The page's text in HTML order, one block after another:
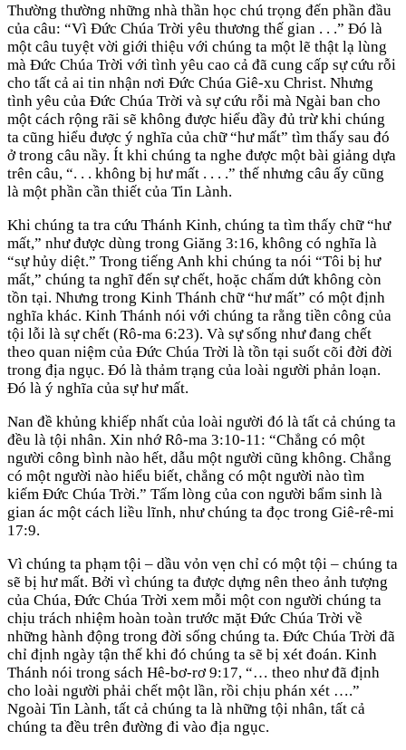
Thường thường những nhà thần học chú trọng đến phần đầu
của câu: “Vì Đức Chúa Trời yêu thương thế gian . . .” Đó là
một câu tuyệt vời giới thiệu với chúng ta một lẽ thật lạ lùng
mà Đức Chúa Trời với tình yêu cao cả đã cung cấp sự cứu rỗi
cho tất cả ai tin nhận nơi Đức Chúa Giê-xu Christ. Nhưng
tình yêu của Đức Chúa Trời và sự cứu rỗi mà Ngài ban cho
một cách rộng rãi sẽ không được hiểu đầy đủ trừ khi chúng
ta cũng hiểu được ý nghĩa của chữ “hư mất” tìm thấy sau đó
ở trong câu nầy. Ít khi chúng ta nghe được một bài giảng dựa
trên câu, “. . . không bị hư mất . . . .” thế nhưng câu ấy cũng
là một phần cần thiết của Tin Lành.
Khi chúng ta tra cứu Thánh Kinh, chúng ta tìm thấy chữ “hư
mất,” như được dùng trong Giăng 3:16, không có nghĩa là
“sự hủy diệt.” Trong tiếng Anh khi chúng ta nói “Tôi bị hư
mất,” chúng ta nghĩ đến sự chết, hoặc chấm dứt không còn
tồn tại. Nhưng trong Kinh Thánh chữ “hư mất” có một định
nghĩa khác. Kinh Thánh nói với chúng ta rằng tiền công của
tội lỗi là sự chết (Rô-ma 6:23). Và sự sống như đang chết
theo quan niệm của Đức Chúa Trời là tồn tại suốt cõi đời đời
trong địa ngục. Đó là thảm trạng của loài người phản loạn.
Đó là ý nghĩa của sự hư mất.
Nan đề khủng khiếp nhất của loài người đó là tất cả chúng ta
đều là tội nhân. Xin nhớ Rô-ma 3:10-11: “Chẳng có một
người công bình nào hết, dẫu một người cũng không. Chẳng
có một người nào hiểu biết, chẳng có một người nào tìm
kiếm Đức Chúa Trời.” Tấm lòng của con người bẩm sinh là
gian ác một cách liều lĩnh, như chúng ta đọc trong Giê-rê-mi
17:9.
Vì chúng ta phạm tội – dầu vỏn vẹn chỉ có một tội – chúng ta
sẽ bị hư mất. Bởi vì chúng ta được dựng nên theo ảnh tượng
của Chúa, Đức Chúa Trời xem mỗi một con người chúng ta
chịu trách nhiệm hoàn toàn trước mặt Đức Chúa Trời về
những hành động trong đời sống chúng ta. Đức Chúa Trời đã
chỉ định ngày tận thế khi đó chúng ta sẽ bị xét đoán. Kinh
Thánh nói trong sách Hê-bơ-rơ 9:17, “… theo như đã định
cho loài người phải chết một lần, rồi chịu phán xét ….”
Ngoài Tin Lành, tất cả chúng ta là những tội nhân, tất cả
chúng ta đều trên đường đi vào địa ngục.